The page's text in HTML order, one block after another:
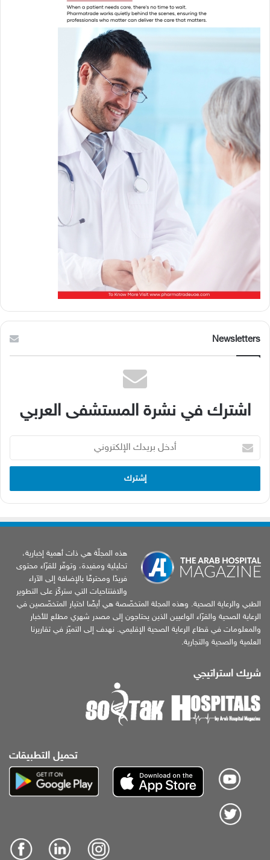
Newsletters
اشترك في نشرة المستشفى العربي
بريدك
الإلكتروني
هذه المجلّة هي ذات أهمية إخبارية،
تحليلية ومفيدة، وتوفّر للقرّاء محتوى
فريدًا ومحترفًا بالإضافة إلى الآراء
والافتتاحيات التي ستركّز على التطوير
الطبي والرعاية الصحية. وهذه المجلة المتخصّصة هي أيضًا اختيار المتخصّصين في
الرعاية الصحية والقرّاء الواعيين الذين يحتاجون إلى مصدر شهري مطلع للأخبار
والمعلومات في قطاع الرعاية الصحية الإقليمي. نهدف إلى التميّز في تقاريرنا
العلمية والصحية والتجارية.
شريك استراتيجي
تحميل التطبيقات